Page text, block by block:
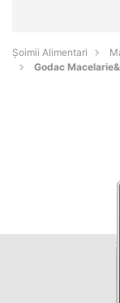
Şoimii Alimentari
Godac